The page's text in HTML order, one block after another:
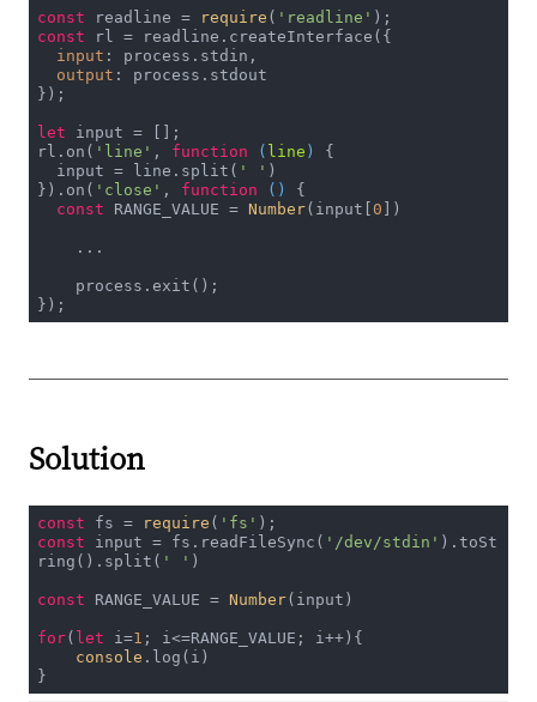
const readline = require ( 'readline'
const rl = readline.createInterface({
input : process.stdin,
output : process.stdout
});
let input = [];
rl.on( 'line' , function ( line ) {
  input = line.split(
' ' )
}).on( 'close' , function ( ) {
const RANGE_VALUE = Number(input[0 ])
Solution
const fs = require ( 'fs'
const input = fs.readFileSync( '/dev/stdin' ).toSt
ring().split( ' ' )
const RANGE_VALUE = Number(input)
for( let i=1 ; i<=RANGE_VALUE; i++){
console .log(i)